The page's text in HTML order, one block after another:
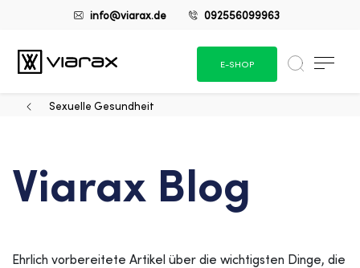
info@viarax.de 092556099963
E-SHOP
Sexuelle Gesundheit
Viarax Blog
Ehrlich vorbereitete Artikel über die wichtigsten Dinge, die